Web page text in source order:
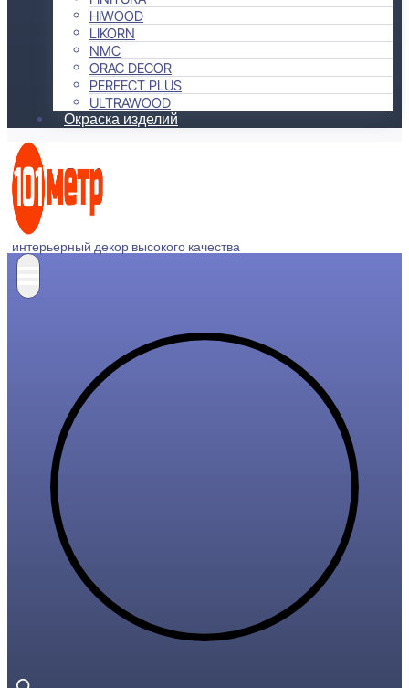
HIWOOD
LIKORN
NMC
ORAC DECOR
PERFECT PLUS
ULTRAWOOD
Окраска изделий
интерьерный декор высокого качества